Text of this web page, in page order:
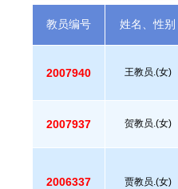
教员编号 姓名、性别
2007940 王教员.(女)
2007937 贺教员.(女)
2006337 贾教员.(女)